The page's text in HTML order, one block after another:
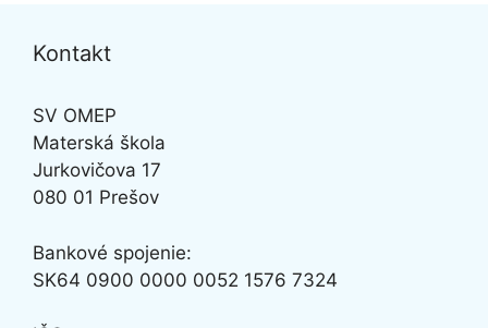
Kontakt
SV OMEP
Materská škola
Jurkovičova 17
080 01 Prešov
Bankové spojenie:
SK64 0900 0000 0052 1576 7324